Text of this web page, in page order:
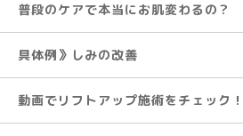
普段のケアで本当にお肌変わるの？
具体例》しみの改善
動画でリフトアップ施術をチェック！